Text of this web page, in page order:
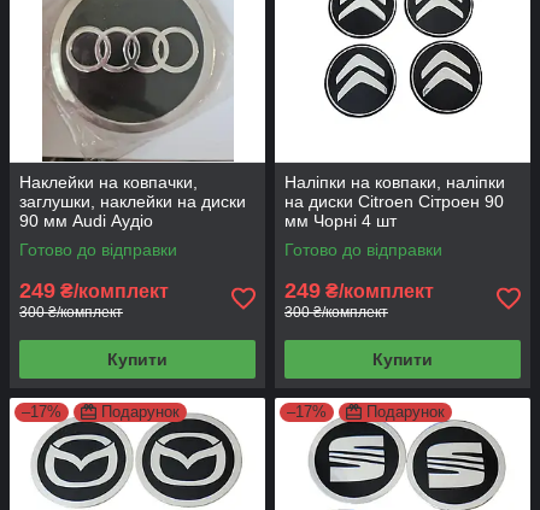
Наклейки на ковпачки,
заглушки, наклейки на диски
90 мм Audi Аудіо
Готово до відправки
249 ₴/комплект
300 ₴/комплект
Купити
Наліпки на ковпаки, наліпки
на диски Citroen Сітроен 90
мм Чорні 4 шт
Готово до відправки
249 ₴/комплект
300 ₴/комплект
Купити
–17% Подарунок –17% Подарунок